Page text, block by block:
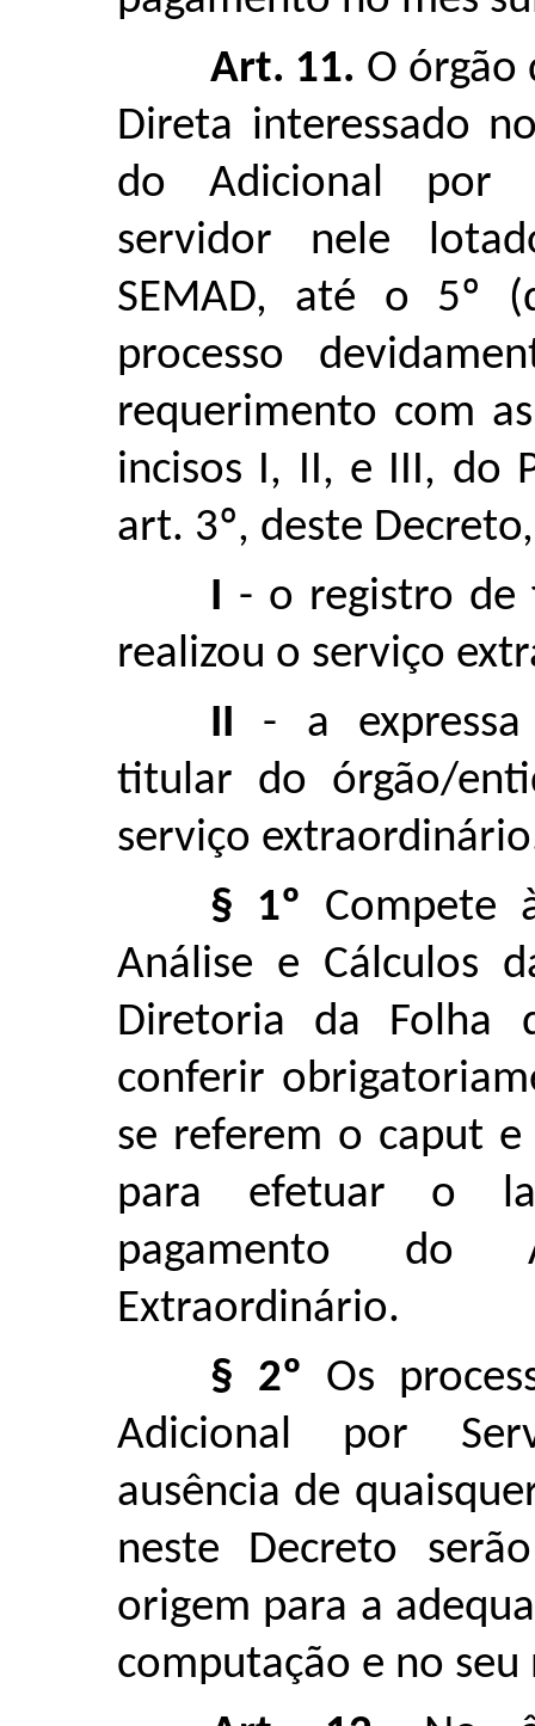
Art. 11. O órgão
Direta interessado
do Adicional por
servidor nele
SEMAD, até o 5º
processo
requerimento com
incisos I, II, e III, do
art. 3º, deste
I - o registro de
realizou o serviço
II - a
titular do órgão/
serviço
§ 1º Compete
Análise e Cálculos
Diretoria da Folha
conferir
se referem o caput
para efetuar o
pagamento do
Extraordinário.
§ 2º Os
Adicional por
ausência de
neste Decreto
origem para a
computação e no